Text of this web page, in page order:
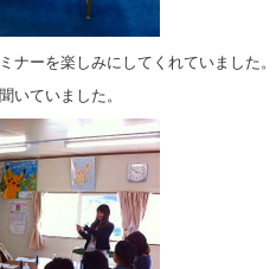
ナーを楽しみにしてくれていました。
いていました。